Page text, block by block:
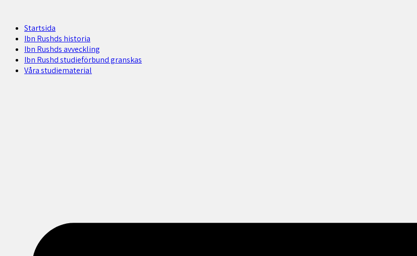
Startsida
Ibn Rushds historia
Ibn Rushds avveckling
Ibn Rushd studieförbund granskas​
Våra studiematerial